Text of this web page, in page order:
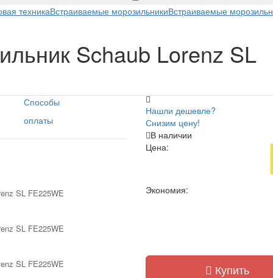
техникаВстраиваемые морозильникиВстраиваемые
Schaub Lorenz SL
Способы
оплаты
Нашли дешевле?
Снизим цену!
В наличии
Цена:
Экономия:
Купить